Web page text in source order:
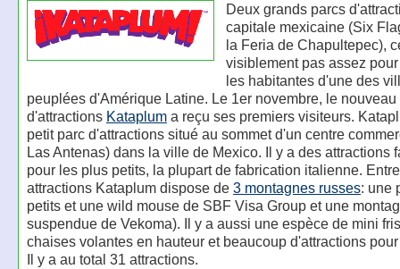
Deux grands parcs
capitale mexicaine (Six
la Feria de Chapultepec),
visiblement pas assez
les habitantes d'une des
peuplées d'Amérique Latine. Le 1er novembre, le nouveau
d'attractions Katapluma reçu ses premiers visiteurs.
petit parc d'attractions situé au sommet d'un centre
Las Antenas) dans la ville de Mexico. Il y a des attractions
pour les plus petits, la plupart de fabrication italienne.
attractions Kataplum dispose de 3 montagnes russes: une
petits et une wild mouse de SBF Visa Group et une
suspendue de Vekoma). Il y a aussi une espèce de mini
chaises volantes en hauteur et beaucoup d'attractions
Il y a au total 31 attractions.